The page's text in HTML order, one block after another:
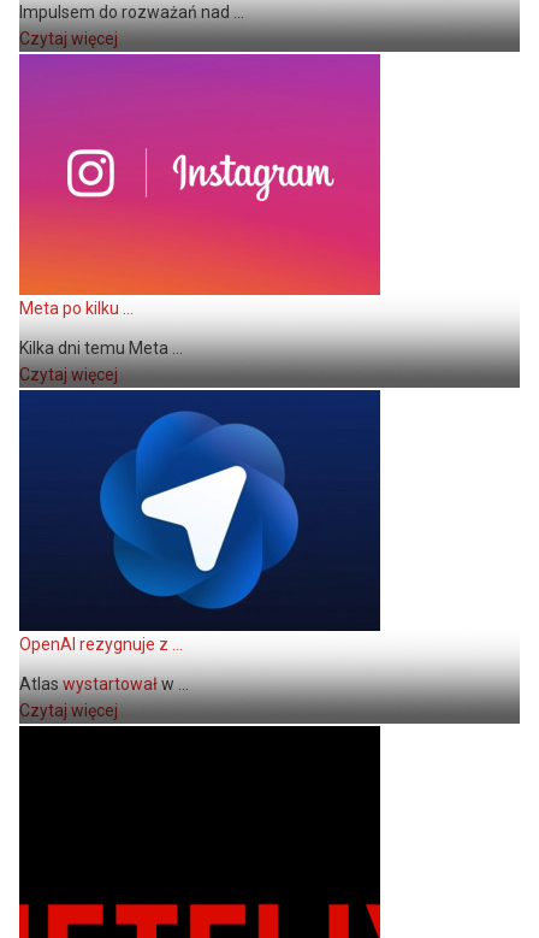
Impulsem do rozważań nad ...
Czytaj więcej
Meta po kilku ...
Kilka dni temu Meta ...
Czytaj więcej
OpenAI rezygnuje z ...
Atlaswystartowałw ...
Czytaj więcej